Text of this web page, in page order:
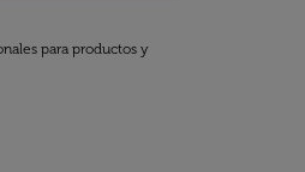
para productos y